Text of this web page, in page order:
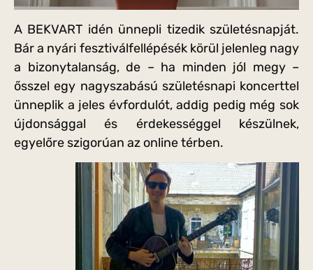
A BEKVART idén ünnepli tizedik születésnapját.
Bár a nyári fesztiválfellépésék körül jelenleg nagy
a bizonytalanság, de – ha minden jól megy –
ősszel egy nagyszabású születésnapi koncerttel
ünneplik a jeles évfordulót, addig pedig még sok
újdonsággal és érdekességgel készülnek,
egyelőre szigorúan az online térben.